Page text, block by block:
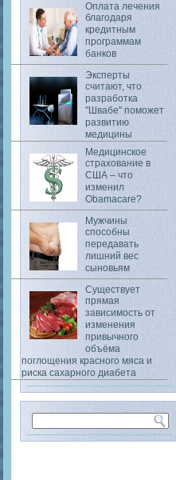
Оплата лечения
благодаря
кредитным
программам
банков
Эксперты
считают, что
разработка
"Швабе" поможет
развитию
медицины
Медицинское
страхование в
США – что
изменил
Obamacare?
Мужчины
способны
передавать
лишний вес
сыновьям
Существует
прямая
зависимость от
изменения
привычного
объёма
поглощения красного мяса и
риска сахарного диабета